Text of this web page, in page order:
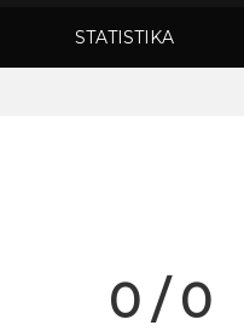
STATISTIKA
0 / 0